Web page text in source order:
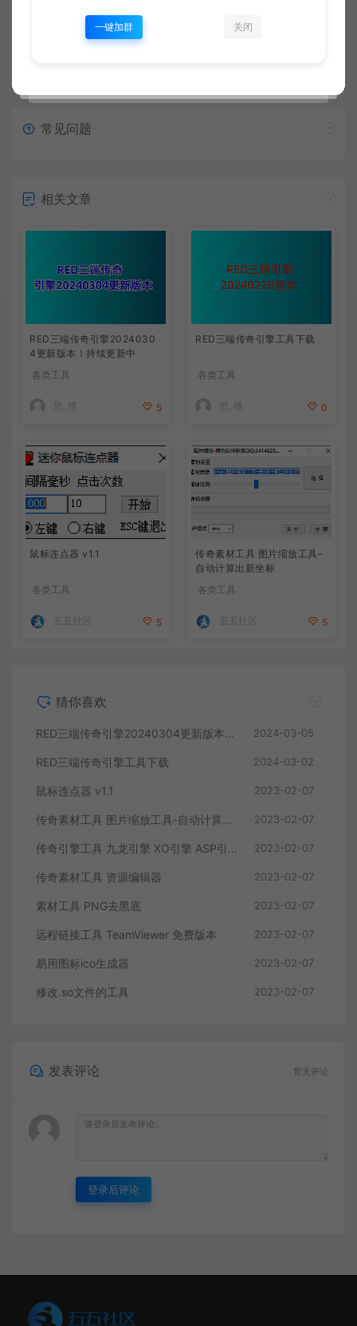
上一篇：
常见问题
相关文章
RED三端传奇引擎2024030
4更新版本！持续更新中
各类工具
思, 维 5
RED三端传奇引擎工具下载
各类工具
思, 维 0
鼠标连点器 v1.1
各类工具
五五社区 5
传奇素材工具 图片缩放工具-
自动计算出新坐标
各类工具
五五社区 5
猜你喜欢
RED三端传奇引擎20240304更新版本！持续更新中 2024-03-05
RED三端传奇引擎工具下载 2024-03-02
鼠标连点器 v1.1 2023-02-07
传奇素材工具 图片缩放工具-自动计算出新坐标 2023-02-07
传奇引擎工具 九龙引擎 XO引擎 ASP引擎 mysql数据库 合区手机热更配置工具 2023-02-07
传奇素材工具 资源编辑器 2023-02-07
素材工具 PNG去黑底 2023-02-07
远程链接工具 TeamViewer 免费版本 2023-02-07
易用图标ico生成器 2023-02-07
修改.so文件的工具 2023-02-07
发表评论 暂无评论
登录后评论
一键加群 关闭